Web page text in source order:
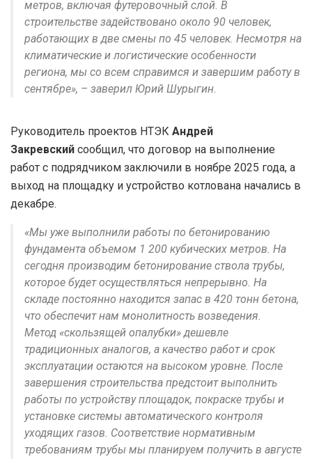
метров, включая футеровочный слой. В
строительстве задействовано около 90 человек,
работающих в две смены по 45 человек. Несмотря на
климатические и логистические особенности
региона, мы со всем справимся и завершим работу в
сентябре», – заверил Юрий Шурыгин.
Руководитель проектов НТЭК Андрей
Закревский сообщил, что договор на выполнение
работ с подрядчиком заключили в ноябре 2025 года, а
выход на площадку и устройство котлована начались в
декабре.
«Мы уже выполнили работы по бетонированию
фундамента объемом 1 200 кубических метров. На
сегодня производим бетонирование ствола трубы,
которое будет осуществляться непрерывно. На
складе постоянно находится запас в 420 тонн бетона,
что обеспечит нам монолитность возведения.
Метод «скользящей опалубки» дешевле
традиционных аналогов, а качество работ и срок
эксплуатации остаются на высоком уровне. После
завершения строительства предстоит выполнить
работы по устройству площадок, покраске трубы и
установке системы автоматического контроля
уходящих газов. Соответствие нормативным
требованиям трубы мы планируем получить в августе